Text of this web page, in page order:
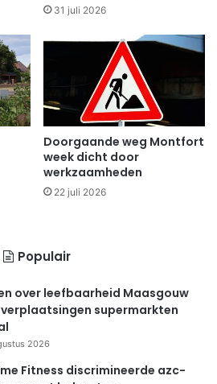
31 juli 2026
Doorgaande weg Montfort
week dicht door
werkzaamheden
22 juli 2026
Populair
over leefbaarheid Maasgouw
supermarkten
2026
Fitness discrimineerde azc-